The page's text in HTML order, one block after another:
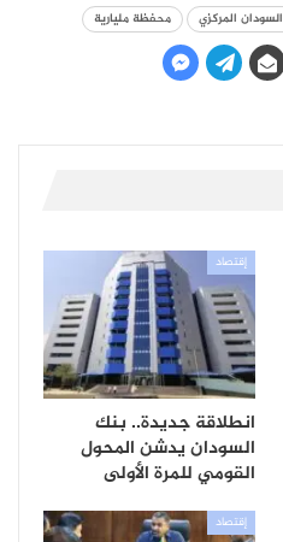
المركزي محفظة مليارية
إقتصاد
انطلاقة جديدة.. بنك
السودان يدشن المحول
القومي للمرة الأولى
إقتصاد